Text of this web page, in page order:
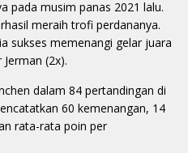
pada musim panas 2021 lalu.
meraih trofi perdananya.
sukses memenangi gelar juara
(2x).
dalam 84 pertandingan di
60 kemenangan, 14
rata-rata poin per